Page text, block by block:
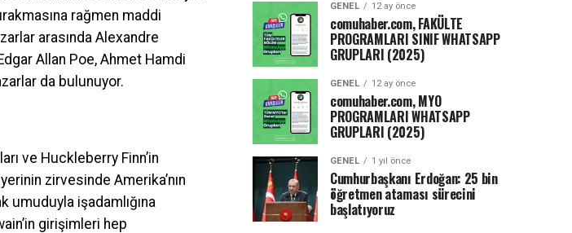
rağmen maddi
arasında Alexandre
Allan Poe, Ahmet Hamdi
da bulunuyor.
ve Huckleberry Finn’in
zirvesinde Amerika’nın
işadamlığına
girişimleri hep
GENEL 12 ay önce
comuhaber.com, FAKÜLTE
PROGRAMLARI SINIF WHATSAPP
GRUPLARI (2025)
GENEL 12 ay önce
comuhaber.com, MYO
PROGRAMLARI WHATSAPP
GRUPLARI (2025)
GENEL 1 yıl önce
Cumhurbaşkanı Erdoğan: 25 bin
öğretmen ataması sürecini
başlatıyoruz